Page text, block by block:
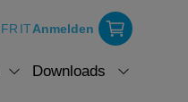
FR ITAnmelden
Downloads